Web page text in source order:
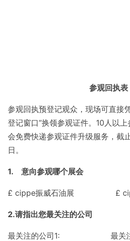
参观回执表
参观回执预登记观众，现场可直接
登记窗口”换领参观证件。10人以
会免费快递参观证件升级服务，截
日。
1. 意向参观哪个展会
£ cippe振威石油展 £
2.请指出您最关注的公司
最关注的公司1: 最关